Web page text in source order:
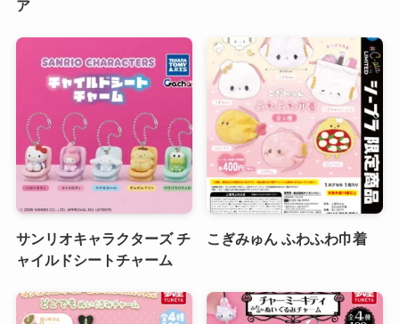
ア
サンリオキャラクターズ チ
ャイルドシートチャーム
こぎみゅん ふわふわ巾着